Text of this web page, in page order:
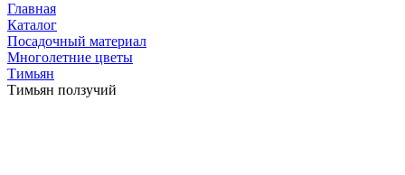
Главная
Каталог
Посадочный материал
Многолетние цветы
Тимьян
Тимьян ползучий